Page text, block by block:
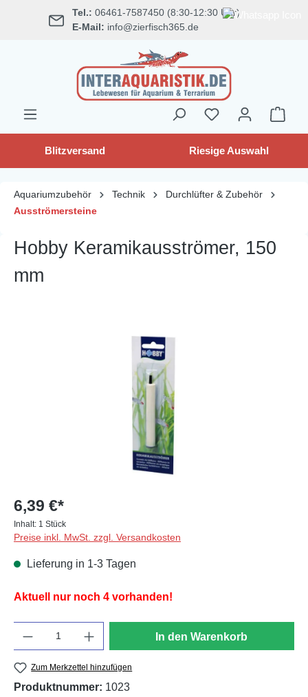
springen Tel.: 06461-7587450 (8:30-12:30 Uhr)
E-Mail: info@zierfisch365.de
Blitzversand Riesige Auswahl
Aquariumzubehör Technik
Durchlüfter & Zubehör
Ausströmersteine
Hobby Keramikausströmer, 150
mm
Bildergalerie überspringen
6,39 €*
Inhalt: 1 Stück
Preise inkl. MwSt. zzgl. Versandkosten
Lieferung in 1-3 Tagen
Aktuell nur noch 4 vorhanden!
In den Warenkorb
Zum Merkzettel hinzufügen
Produktnummer: 1023